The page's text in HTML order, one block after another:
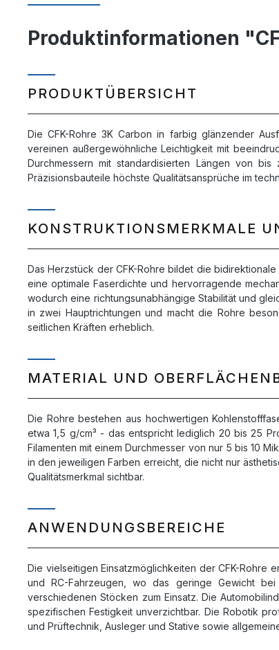
Produktinformationen
PRODUKTÜBERSICHT
Die CFK-Rohre 3K Carbon in farbig glänzender
vereinen außergewöhnliche Leichtigkeit mit
Durchmessern mit standardisierten Längen von
Präzisionsbauteile höchste Qualitätsansprüche im
KONSTRUKTIONSMERKMALE
Das Herzstück der CFK-Rohre bildet die
eine optimale Faserdichte und hervorragende
wodurch eine richtungsunabhängige Stabilität und
in zwei Hauptrichtungen und macht die Rohre
seitlichen Kräften erheblich.
MATERIAL UND
Die Rohre bestehen aus hochwertigen
etwa 1,5 g/cm³ - das entspricht lediglich 20 bis 25
Filamenten mit einem Durchmesser von nur 5 bis 10
in den jeweiligen Farben erreicht, die nicht nur
Qualitätsmerkmal sichtbar.
ANWENDUNGSBEREICHE
Die vielseitigen Einsatzmöglichkeiten der CFK-Rohre
und RC-Fahrzeugen, wo das geringe Gewicht
verschiedenen Stöcken zum Einsatz. Die
spezifischen Festigkeit unverzichtbar. Die Robotik
und Prüftechnik, Ausleger und Stative sowie